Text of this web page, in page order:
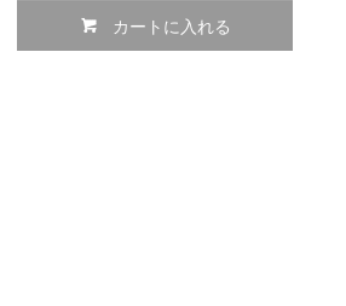
カートに入れる